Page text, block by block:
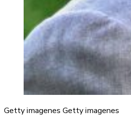
Getty imagenes Getty imagenes